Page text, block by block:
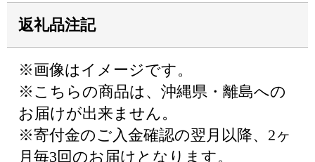
返礼品注記
※画像はイメージです。
※こちらの商品は、沖縄県・離島への
お届けが出来ません。
※寄付金のご入金確認の翌月以降、2ヶ
月毎3回のお届けとなります。